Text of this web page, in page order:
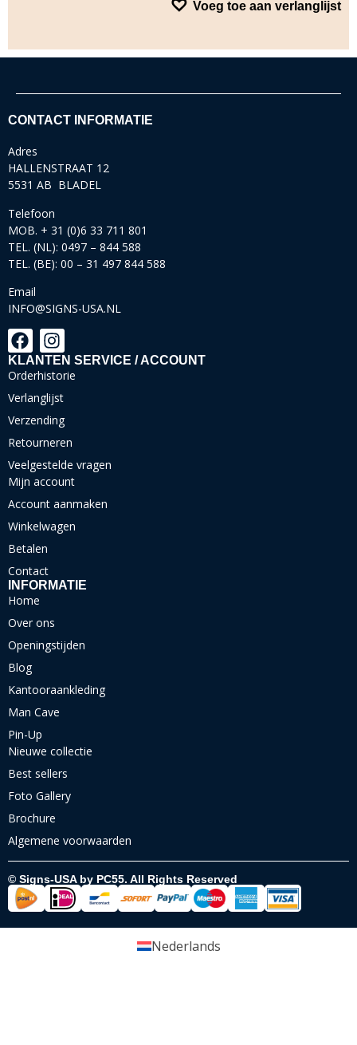
Voeg toe aan verlanglijst
CONTACT INFORMATIE
Adres
HALLENSTRAAT 12
5531 AB BLADEL
Telefoon
MOB. + 31 (0)6 33 711 801
TEL. (NL): 0497 – 844 588
TEL. (BE): 00 – 31 497 844 588
Email
INFO@SIGNS-USA.NL
KLANTEN SERVICE / ACCOUNT
Orderhistorie
Verlanglijst
Verzending
Retourneren
Veelgestelde vragen
Mijn account
Account aanmaken
Winkelwagen
Betalen
Contact
INFORMATIE
Home
Over ons
Openingstijden
Blog
Kantooraankleding
Man Cave
Pin-Up
Nieuwe collectie
Best sellers
Foto Gallery
Brochure
Algemene voorwaarden
© Signs-USA by PC55. All Rights Reserved
Nederlands